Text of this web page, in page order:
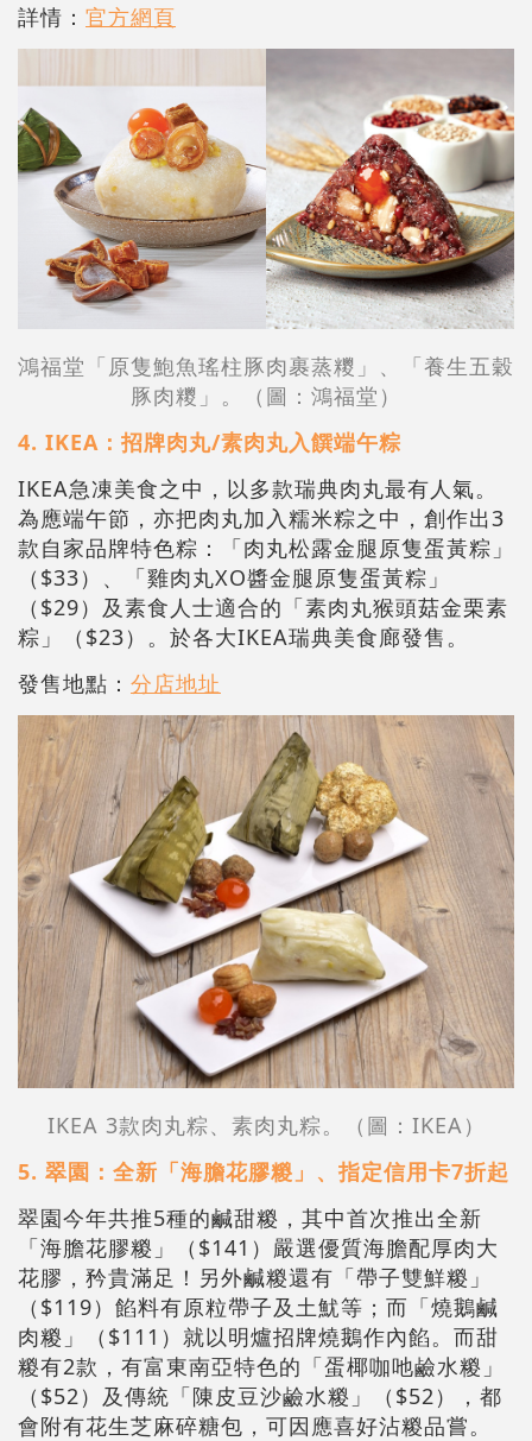
詳情： 官方網頁
鴻福堂「原隻鮑魚瑤柱豚肉裹蒸糭」、「養生五穀
豚肉糭」。（圖：鴻福堂）
4. IKEA：招牌肉丸/素肉丸入饌端午粽
IKEA急凍美食之中，以多款瑞典肉丸最有人氣。
為應端午節，亦把肉丸加入糯米粽之中，創作出3
款自家品牌特色粽：「肉丸松露金腿原隻蛋黃粽」
（$33）、「雞肉丸XO醬金腿原隻蛋黃粽」
（$29）及素食人士適合的「素肉丸猴頭菇金栗素
粽」（$23）。於各大IKEA瑞典美食廊發售。
發售地點： 分店地址
IKEA 3款肉丸粽、素肉丸粽。（圖：IKEA）
5. 翠園：全新「海膽花膠糉」、指定信用卡7折起
翠園今年共推5種的鹹甜糉，其中首次推出全新
「海膽花膠糉」（$141）嚴選優質海膽配厚肉大
花膠，矜貴滿足！另外鹹糉還有「帶子雙鮮糉」
（$119）餡料有原粒帶子及土魷等；而「燒鵝鹹
肉糉」（$111）就以明爐招牌燒鵝作內餡。而甜
糉有2款，有富東南亞特色的「蛋椰咖吔鹼水糉」
（$52）及傳統「陳皮豆沙鹼水糉」（$52），都
會附有花生芝麻碎糖包，可因應喜好沾糉品嘗。